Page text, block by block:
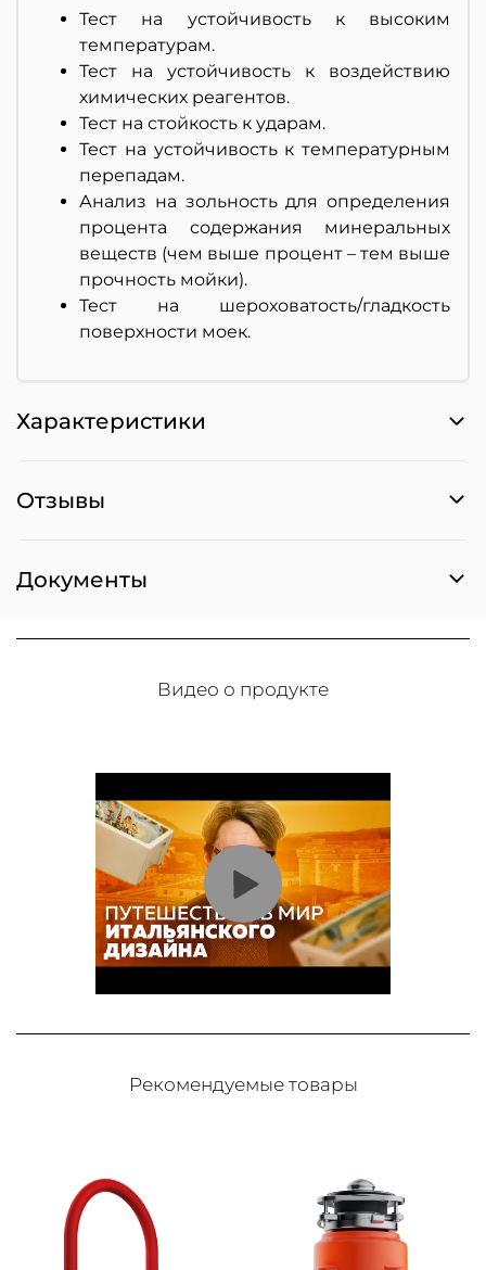
Тест на устойчивость к высоким
температурам.
Тест на устойчивость к воздействию
химических реагентов.
Тест на стойкость к ударам.
Тест на устойчивость к температурным
перепадам.
Анализ на зольность для определения
процента содержания минеральных
веществ (чем выше процент – тем выше
прочность мойки).
Тест на шероховатость/гладкость
поверхности моек.
Характеристики
Отзывы
Документы
Видео о продукте
Рекомендуемые товары